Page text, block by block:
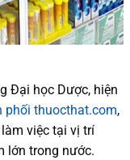
Đại học Dược, hiện
phối thuocthat.com,
việc tại vị trí
lớn trong nước.